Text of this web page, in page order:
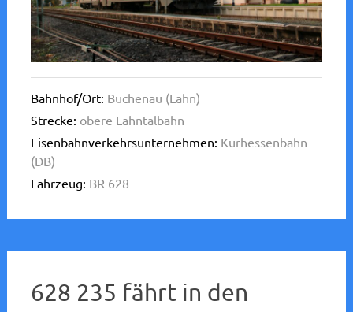
Bahnhof/Ort: Buchenau (Lahn)
Strecke: obere Lahntalbahn
Eisenbahnverkehrsunternehmen: Kurhessenbahn
(DB)
Fahrzeug: BR 628
628 235 fährt in den